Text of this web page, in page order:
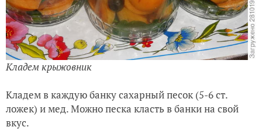
Кладем крыжовник
Кладем в каждую банку сахарный песок (5-6 ст.
ложек) и мед. Можно песка класть в банки на свой
вкус.